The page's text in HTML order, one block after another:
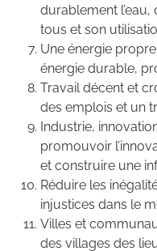
durablement
tous et son
Une énergie
énergie durable,
Travail décent et
des emplois et un
Industrie,
promouvoir
et construire une
Réduire les
injustices dans le
Villes et
des villages des